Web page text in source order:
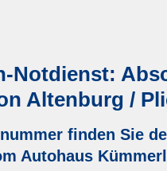
Notdienst:
Altenburg /
finden Sie
Autohaus